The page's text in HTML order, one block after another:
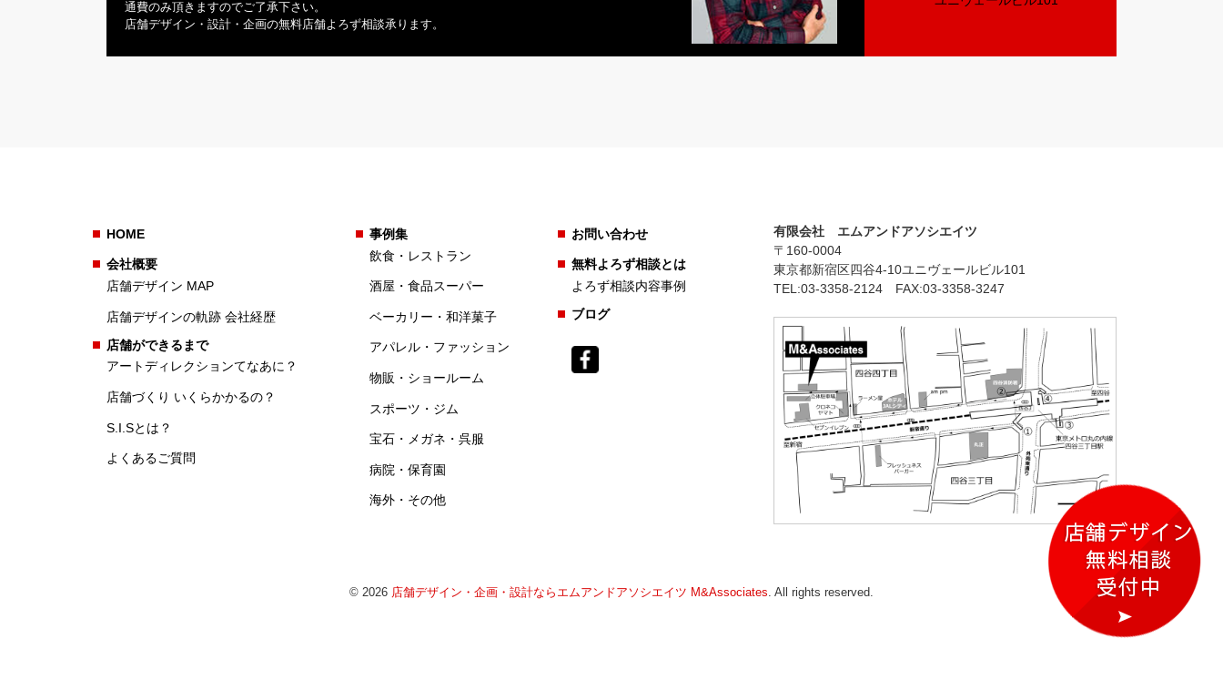
通費のみ頂きますのでご了承下さい。
店舗デザイン・設計・企画の無料店舗よろず相談承ります。
HOME
会社概要
店舗デザイン MAP
店舗デザインの軌跡 会社経歴
店舗ができるまで
アートディレクションてなあに？
店舗づくり いくらかかるの？
S.I.Sとは？
よくあるご質問
事例集
飲食・レストラン
酒屋・食品スーパー
ベーカリー・和洋菓子
アパレル・ファッション
物販・ショールーム
スポーツ・ジム
宝石・メガネ・呉服
病院・保育園
海外・その他
お問い合わせ
無料よろず相談とは
よろず相談内容事例
ブログ
有限会社 エムアンドアソシエイツ
〒160-0004
東京都新宿区四谷4-10ユニヴェールビル101
TEL:03-3358-2124 FAX:03-3358-3247
© 2026 店舗デザイン・企画・設計ならエムアンドアソシエイツ M&Associates. All rights reserved.